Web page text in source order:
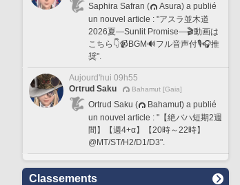
Saphira Safran (
Asura) a publié
un nouvel article : "アスラ並木道
2026夏―Sunlit Promise―🎬動画は
こちら👇📹BGM🔊フル音声付🎙️🎧推
奨".
Aujourd'hui 09h55
Ortrud Saku
Bahamut [Gaia]
Ortrud Saku (
Bahamut) a publié
un nouvel article : "【絶バハ短期2週
間】【週4+α】【20時～22時】
@MT/ST/H2/D1/D3".
Classements